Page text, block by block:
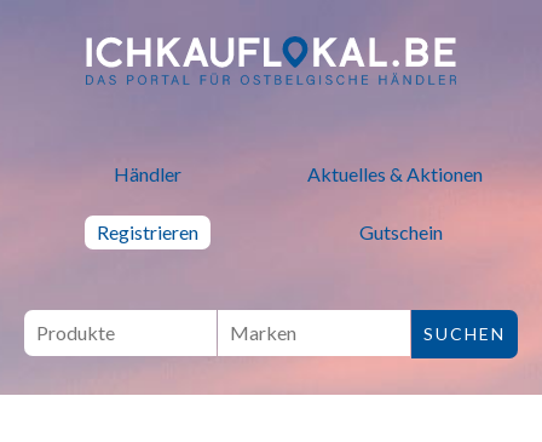
ich kauf lokal - Bei lokalen
Händler Aktuelles & Aktionen
Registrieren Gutschein